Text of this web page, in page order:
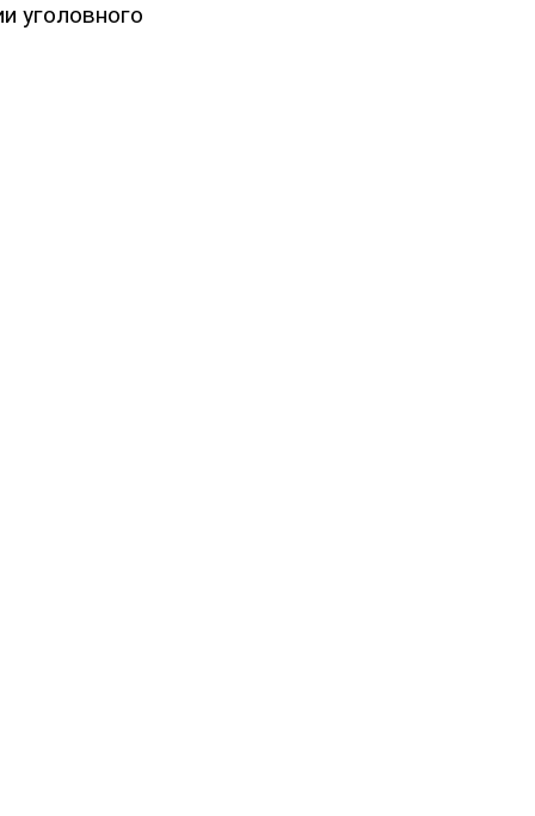
уголовного